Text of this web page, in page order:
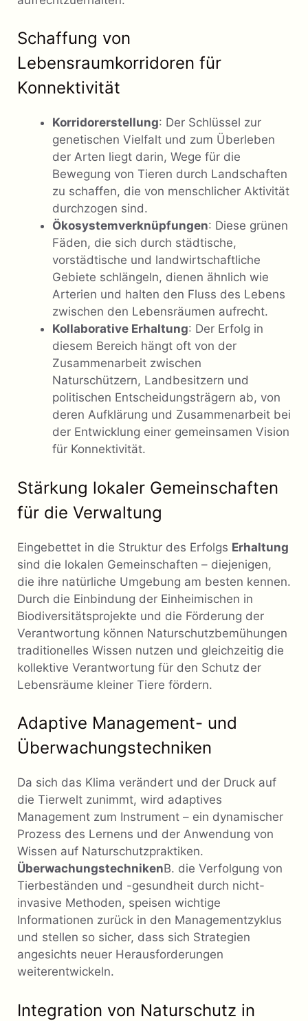
Schaffung von
Lebensraumkorridoren für
Konnektivität
Korridorerstellung: Der Schlüssel zur
genetischen Vielfalt und zum Überleben
der Arten liegt darin, Wege für die
Bewegung von Tieren durch Landschaften
zu schaffen, die von menschlicher Aktivität
durchzogen sind.
Ökosystemverknüpfungen: Diese grünen
Fäden, die sich durch städtische,
vorstädtische und landwirtschaftliche
Gebiete schlängeln, dienen ähnlich wie
Arterien und halten den Fluss des Lebens
zwischen den Lebensräumen aufrecht.
Kollaborative Erhaltung: Der Erfolg in
diesem Bereich hängt oft von der
Zusammenarbeit zwischen
Naturschützern, Landbesitzern und
politischen Entscheidungsträgern ab, von
deren Aufklärung und Zusammenarbeit bei
der Entwicklung einer gemeinsamen Vision
für Konnektivität.
Stärkung lokaler Gemeinschaften
für die Verwaltung
Eingebettet in die Struktur des Erfolgs Erhaltung
sind die lokalen Gemeinschaften – diejenigen,
die ihre natürliche Umgebung am besten kennen.
Durch die Einbindung der Einheimischen in
Biodiversitätsprojekte und die Förderung der
Verantwortung können Naturschutzbemühungen
traditionelles Wissen nutzen und gleichzeitig die
kollektive Verantwortung für den Schutz der
Lebensräume kleiner Tiere fördern.
Adaptive Management- und
Überwachungstechniken
Da sich das Klima verändert und der Druck auf
die Tierwelt zunimmt, wird adaptives
Management zum Instrument – ​​ein dynamischer
Prozess des Lernens und der Anwendung von
Wissen auf Naturschutzpraktiken.
ÜberwachungstechnikenB. die Verfolgung von
Tierbeständen und -gesundheit durch nicht-
invasive Methoden, speisen wichtige
Informationen zurück in den Managementzyklus
und stellen so sicher, dass sich Strategien
angesichts neuer Herausforderungen
weiterentwickeln.
Integration von Naturschutz in